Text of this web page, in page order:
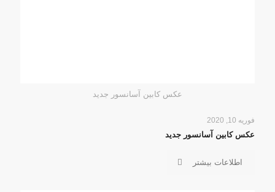
عکس کابین آسانسور جدید
فوریه 10, 2020
عکس کابین آسانسور جدید
اطلاعات بیشتر